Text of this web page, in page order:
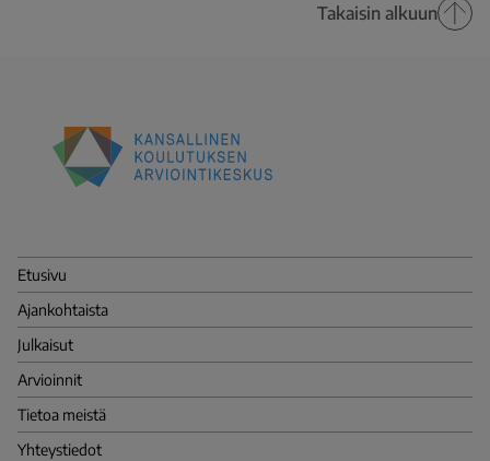
Takaisin alkuun
(Karvi)
Etusivu
Ajankohtaista
Julkaisut
Arvioinnit
Tietoa meistä
Yhteystiedot